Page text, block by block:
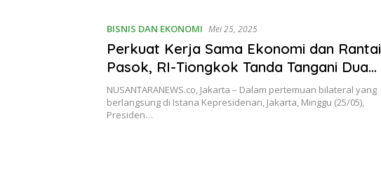
BISNIS DAN EKONOMI Mei 25, 2025
Perkuat Kerja Sama Ekonomi dan Rantai
Pasok, RI-Tiongkok Tanda Tangani Dua
MoU Strategis
NUSANTARANEWS.co, Jakarta – Dalam pertemuan bilateral yang
berlangsung di Istana Kepresidenan, Jakarta, Minggu (25/05),
Presiden…